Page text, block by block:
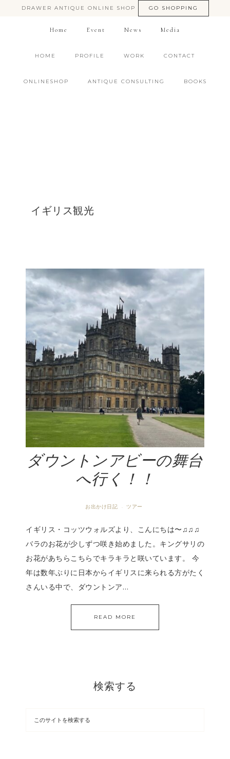
DRAWER ANTIQUE ONLINE SHOP GO SHOPPING
Home Event News Media
HOME PROFILE WORK CONTACT
ONLINESHOP ANTIQUE CONSULTING BOOKS
イギリス観光
ダウントンアビーの舞台
へ行く！！
お出かけ日記 · ツアー
イギリス・コッツウォルズより、こんにちは〜♫♫♫
バラのお花が少しずつ咲き始めました。キングサリの
お花があちらこちらでキラキラと咲いています。 今
年は数年ぶりに日本からイギリスに来られる方がたく
さんいる中で、ダウントンア…
READ MORE
検索する